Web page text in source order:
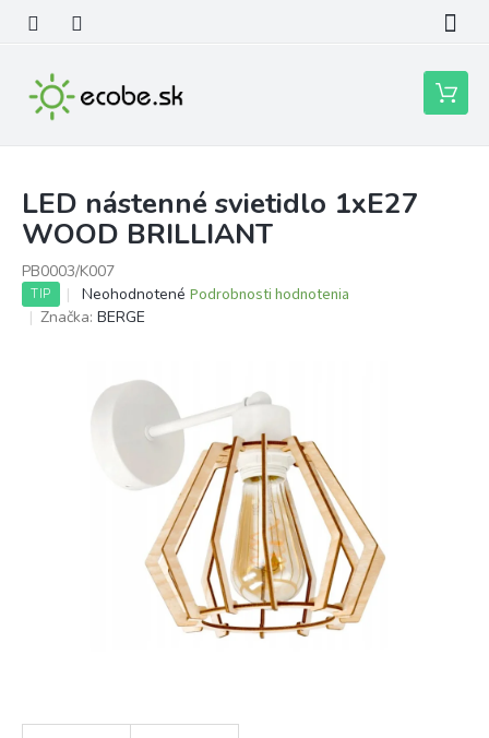
obsah
Nákupný
košík
LED nástenné svietidlo 1xE27
WOOD BRILLIANT
PB0003/K007
TIP
Priemerné
hodnotenie
hviezdičiek.
Neohodnotené Podrobnosti hodnotenia
Značka: BERGE